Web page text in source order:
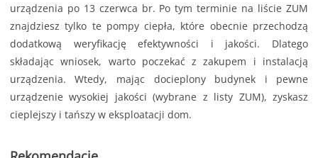
urządzenia po 13 czerwca br. Po tym terminie na liście ZUM
znajdziesz tylko te pompy ciepła, które obecnie przechodzą
dodatkową weryfikację efektywności i jakości. Dlatego
składając wniosek, warto poczekać z zakupem i instalacją
urządzenia. Wtedy, mając docieplony budynek i pewne
urządzenie wysokiej jakości (wybrane z listy ZUM), zyskasz
cieplejszy i tańszy w eksploatacji dom.